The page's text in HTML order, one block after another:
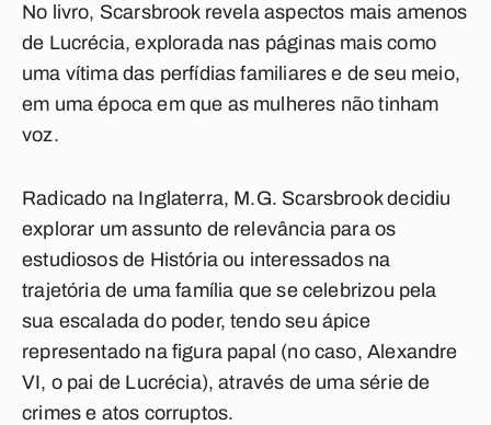
No livro, Scarsbrook revela aspectos mais amenos
de Lucrécia, explorada nas páginas mais como
uma vítima das perfídias familiares e de seu meio,
em uma época em que as mulheres não tinham
voz.
Radicado na Inglaterra, M.G. Scarsbrook decidiu
explorar um assunto de relevância para os
estudiosos de História ou interessados na
trajetória de uma família que se celebrizou pela
sua escalada do poder, tendo seu ápice
representado na figura papal (no caso, Alexandre
VI, o pai de Lucrécia), através de uma série de
crimes e atos corruptos.